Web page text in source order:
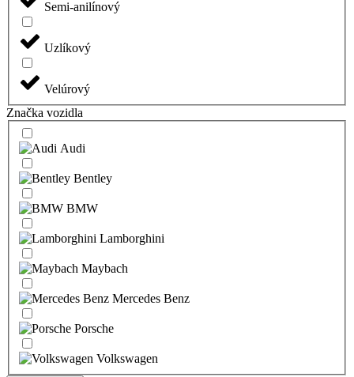
Semi-anilínový
Uzlíkový
Velúrový
Značka vozidla
Audi
Bentley
BMW
Lamborghini
Maybach
Mercedes Benz
Porsche
Volkswagen